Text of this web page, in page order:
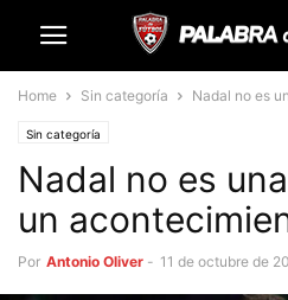
Home Sin categoría Nadal no es
Sin categoría
Nadal no es
un
Por Antonio Oliver - 11 de octubre de